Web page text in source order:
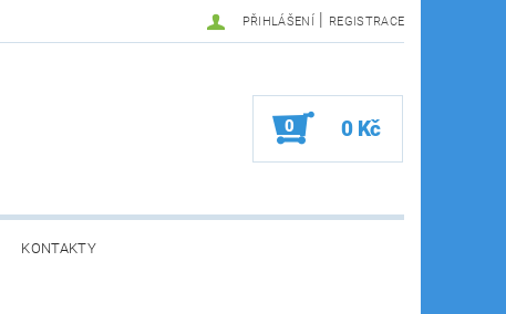
PŘIHLÁŠENÍ | REGISTRACE
0 0 Kč
KONTAKTY